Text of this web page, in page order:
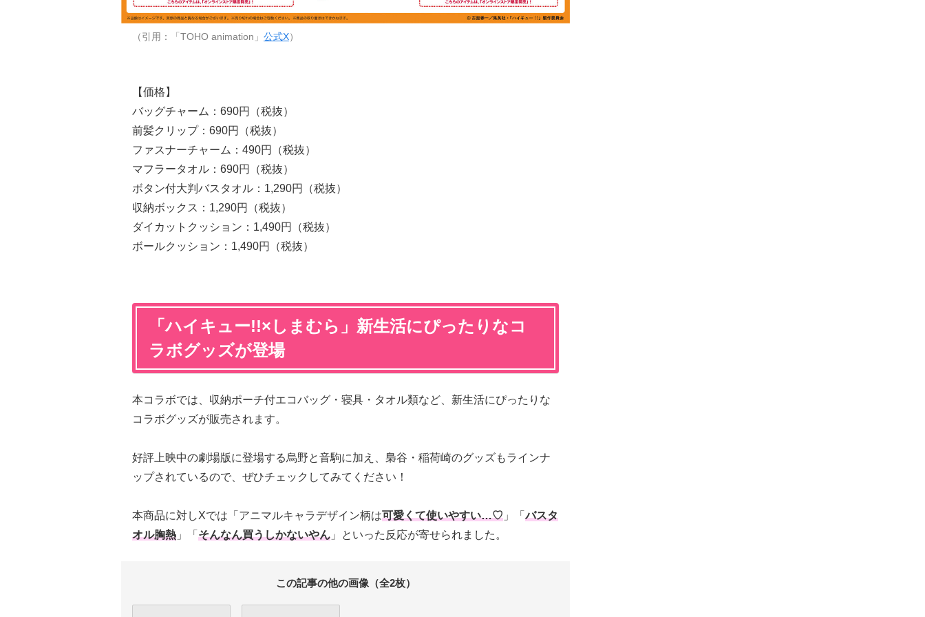
（引用：「TOHO animation」 公式X）
【価格】
バッグチャーム：690円（税抜）
前髪クリップ：690円（税抜）
ファスナーチャーム：490円（税抜）
マフラータオル：690円（税抜）
ボタン付大判バスタオル：1,290円（税抜）
収納ボックス：1,290円（税抜）
ダイカットクッション：1,490円（税抜）
ボールクッション：1,490円（税抜）
「ハイキュー!!×しまむら」新生活にぴったりなコ
ラボグッズが登場
本コラボでは、収納ポーチ付エコバッグ・寝具・タオル類など、新生活にぴったりな
コラボグッズが販売されます。
好評上映中の劇場版に登場する烏野と音駒に加え、梟谷・稲荷崎のグッズもラインナ
ップされているので、ぜひチェックしてみてください！
本商品に対しXでは「アニマルキャラデザイン柄は可愛くて使いやすい…♡ 」「バスタ
オル胸熱 」「 そんなん買うしかないやん 」といった反応が寄せられました。
この記事の他の画像（全2枚）